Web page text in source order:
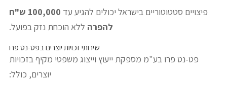
פיצויים סטטוטוריים בישראל יכולים להגיע עד
100,000 ש"ח
להפרה ללא הוכחת נזק בפועל.
שירותי זכויות יוצרים בפט-נט פרו
פט-נט פרו בע"מ מספקת ייעוץ וייצוג משפטי מקיף בזכויות
יוצרים, כולל: